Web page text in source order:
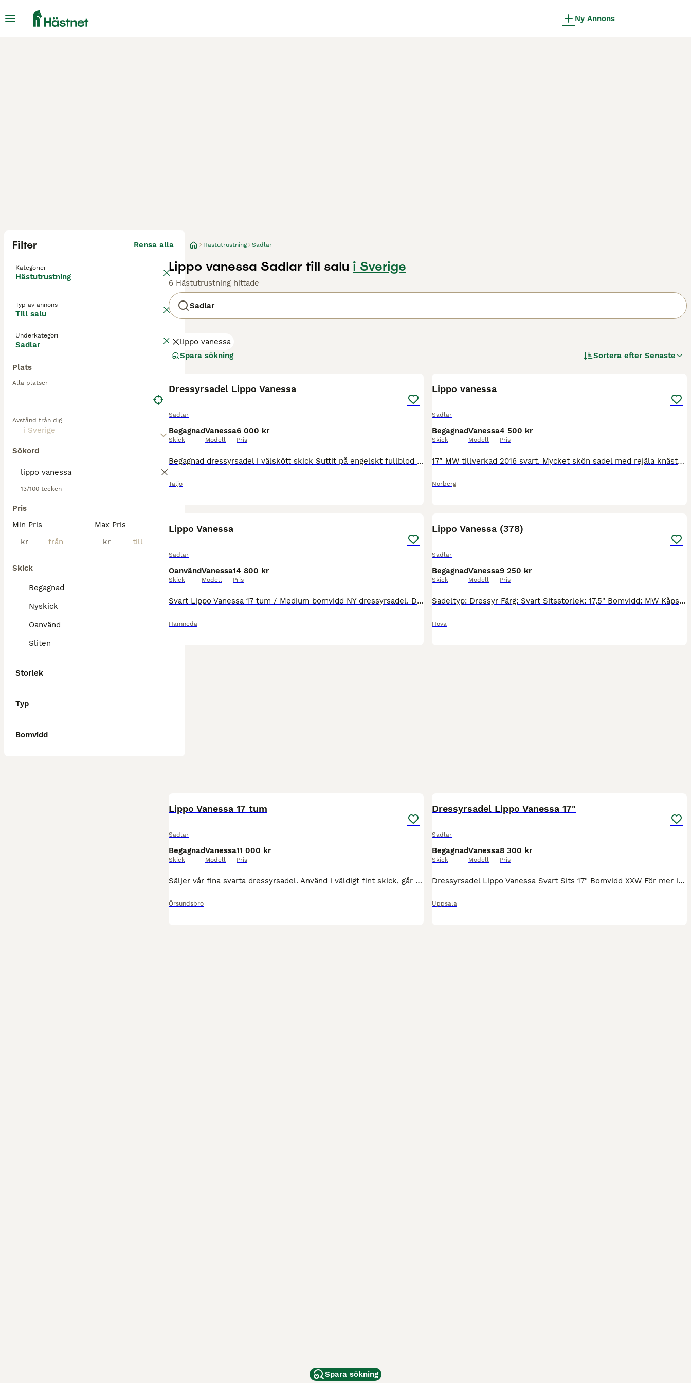
Ny Annons
Filter Rensa alla
Kategorier
Hästutrustning
Typ av annons
Till salu
Underkategori
Sadlar
Plats
Alla platser
Avstånd från dig
Sökord
13/100 tecken
Pris
Min Pris
kr
Max Pris
kr
Skick
Begagnad
Nyskick
Oanvänd
Sliten
Storlek
Typ
Bomvidd
Hästutrustning Sadlar
Lippo vanessa Sadlar till salu i Sverige
6 Hästutrustning hittade
Sadlar
lippo vanessa
Spara sökning
Sortera efter Senaste
Dressyrsadel Lippo Vanessa
Sadlar
Begagnad
Skick
Vanessa
Modell
6 000 kr
Pris
Begagnad dressyrsadel i välskött skick Suttit på engelskt fullblod med hög och lång manke Förvarats i uppvärmd sadelkammare. Utbytbara koppjärn, just nu sitter M/W i, men finns wide att skicka med sam
Täljö
Lippo vanessa
Sadlar
Begagnad
Skick
Vanessa
Modell
4 500 kr
Pris
17” MW tillverkad 2016 svart. Mycket skön sadel med rejäla knästöd, men även nära kontakt med hästen. Priset är diskuterat vid snabb och smidig affär!
Norberg
Lippo Vanessa
Sadlar
Oanvänd
Skick
Vanessa
Modell
14 800 kr
Pris
Svart Lippo Vanessa 17 tum / Medium bomvidd NY dressyrsadel. Det sitter svart koppjärn i just nu. En mjuk. trevlig sadel med smal midja. Omstoppningsbar, kalvskinn. Passar häst med rakare rygg. Pr
Hamneda
Lippo Vanessa (378)
Sadlar
Begagnad
Skick
Vanessa
Modell
9 250 kr
Pris
Sadeltyp: Dressyr Färg: Svart Sitsstorlek: 17,5" Bomvidd: MW Kåpstorlek: Paneler: Ull Övrigt: Sadeln är en befintlig vara och säljs i befintligt skick. Josefines Sadlar lämnar inga garantier utan de
Hova
Lippo Vanessa 17 tum
Sadlar
Begagnad
Skick
Vanessa
Modell
11 000 kr
Pris
Säljer vår fina svarta dressyrsadel. Använd i väldigt fint skick, går att byta koppjärn! Medföljer ett koppjärn i stl M. Just nu sitter det ett i stl W i sadeln. Hör av dig vid funderingar eller flera
Örsundsbro
Dressyrsadel Lippo Vanessa 17"
Sadlar
Begagnad
Skick
Vanessa
Modell
8 300 kr
Pris
Dressyrsadel Lippo Vanessa Svart Sits 17" Bomvidd XXW För mer info och fler bilder se www.liqusini.se Priset är ink frakt!
Uppsala
Spara sökning